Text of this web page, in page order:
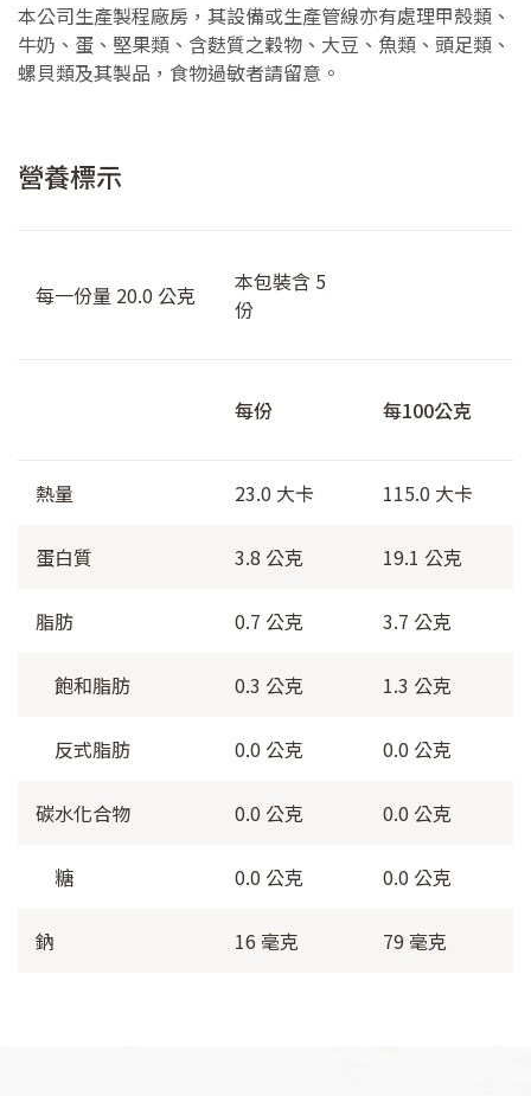
本公司生產製程廠房，其設備或生產管線亦有處理甲殼類、
牛奶、蛋、堅果類、含麩質之穀物、大豆、魚類、頭足類、
螺貝類及其製品，食物過敏者請留意。
營養標示
每一份量 20.0 公克
本包裝含 5
份
每份 每100公克
熱量 23.0 大卡 115.0 大卡
蛋白質 3.8 公克 19.1 公克
脂肪 0.7 公克 3.7 公克
飽和脂肪 0.3 公克 1.3 公克
反式脂肪 0.0 公克 0.0 公克
碳水化合物 0.0 公克 0.0 公克
糖 0.0 公克 0.0 公克
鈉 16 毫克 79 毫克